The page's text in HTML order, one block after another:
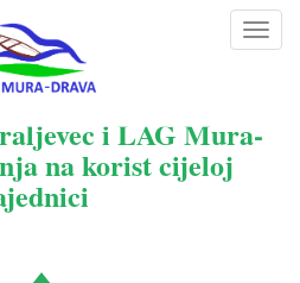
i LAG Mura-
na korist cijeloj